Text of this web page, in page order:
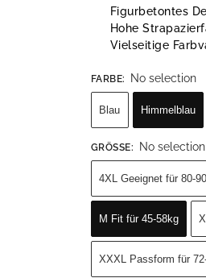
Figurbetontes
Hohe
Vielseitige
FARBE: No selection
Blau Himmelblau
GRÖSSE : No selection
4XL Geeignet für 80-
M Fit für 45-58kg
XXXL Passform für